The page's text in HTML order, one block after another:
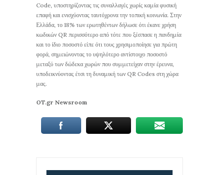
Code, υποστηρίζοντας τις συναλλαγές χωρίς καμία φυσική
επαφή και ενισχύοντας ταυτόχρονα την τοπική κοινωνία. Στην
Ελλάδα, το 18% των ερωτηθέντων δήλωσε ότι έκανε χρήση
κωδικών QR περισσότερο από τότε που ξέσπασε η πανδημία
και το ίδιο ποσοστό είπε ότι τους χρησιμοποίησε για πρώτη
φορά, σημειώνοντας το υψηλότερο αντίστοιχο ποσοστό
μεταξύ των δώδεκα χωρών που συμμετείχαν στην έρευνα,
υποδεικνύοντας έτσι τη δυναμική των QR Codes στη χώρα
μας.
OT.gr Newsroom